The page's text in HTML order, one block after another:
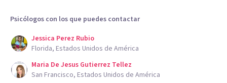
Psicólogos con los que puedes contactar
Jessica Perez Rubio
Florida, Estados Unidos de América
Maria De Jesus Gutierrez Tellez
San Francisco, Estados Unidos de América